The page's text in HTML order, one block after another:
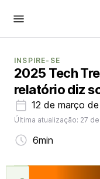
INSPIRE-SE
2025 Tech
relatório diz
12 de março
Última atualização: 27
6min